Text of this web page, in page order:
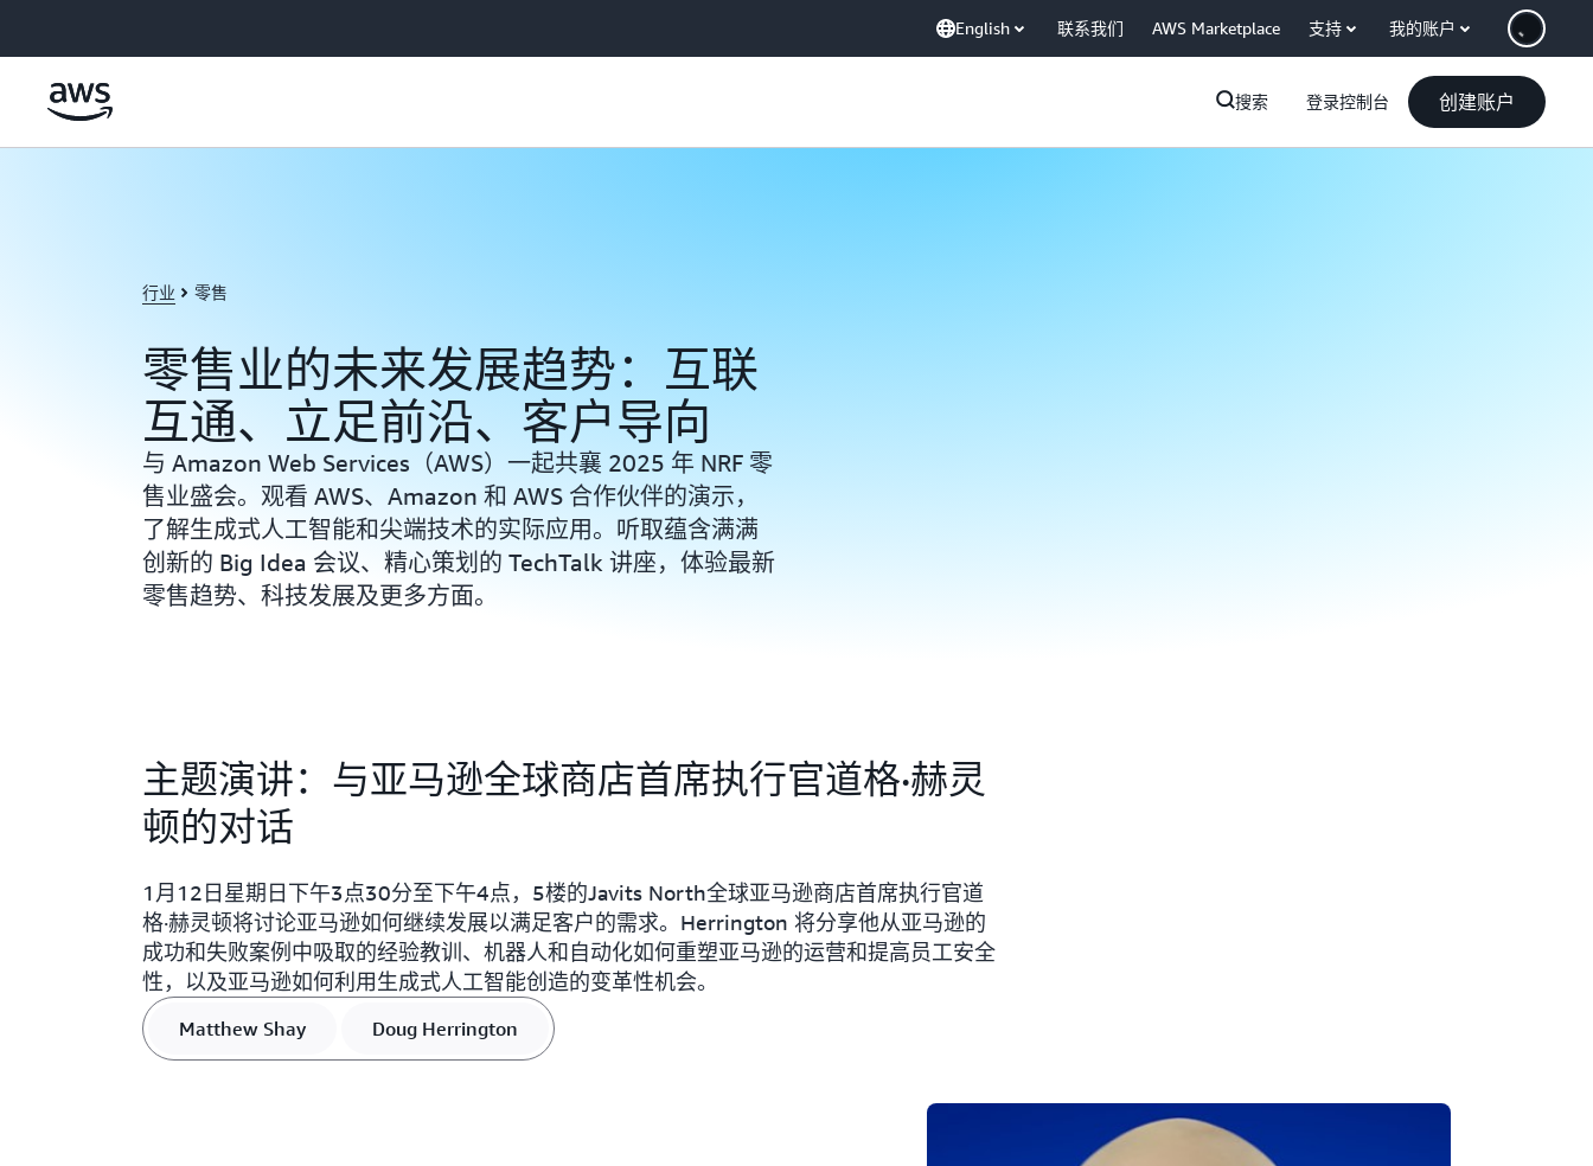
English 联系我们 AWS Marketplace 支持 我的账户
搜索 登录控制台 创建账户
行业 零售
零售业的未来发展趋势：互联
互通、立足前沿、客户导向
与 Amazon Web Services（AWS）一起共襄 2025 年 NRF 零
售业盛会。观看 AWS、Amazon 和 AWS 合作伙伴的演示，
了解生成式人工智能和尖端技术的实际应用。听取蕴含满满
创新的 Big Idea 会议、精心策划的 TechTalk 讲座，体验最新
零售趋势、科技发展及更多方面。
主题演讲：与亚马逊全球商店首席执行官道格·赫灵
顿的对话
1月12日星期日下午3点30分至下午4点，5楼的Javits North全球亚马逊商店首席执行官道
格·赫灵顿将讨论亚马逊如何继续发展以满足客户的需求。Herrington 将分享他从亚马逊的
成功和失败案例中吸取的经验教训、机器人和自动化如何重塑亚马逊的运营和提高员工安全
性，以及亚马逊如何利用生成式人工智能创造的变革性机会。
Matthew Shay Doug Herrington